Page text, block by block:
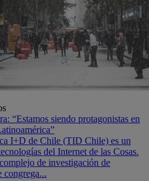
“Estamos siendo protagonistas en
I+D de Chile (TID Chile) es un
del Internet de las Cosas.
de investigación de
congrega...